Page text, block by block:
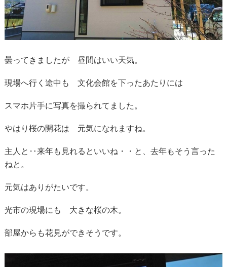
曇ってきましたが 昼間はいい天気。
現場へ行く途中も 文化会館を下ったあたりには
スマホ片手に写真を撮られてました。
やはり桜の開花は 元気になれますね。
主人と‥来年も見れるといいね・・と、去年もそう言った
ねと。
元気はありがたいです。
光市の現場にも 大きな桜の木。
部屋からも花見ができそうです。